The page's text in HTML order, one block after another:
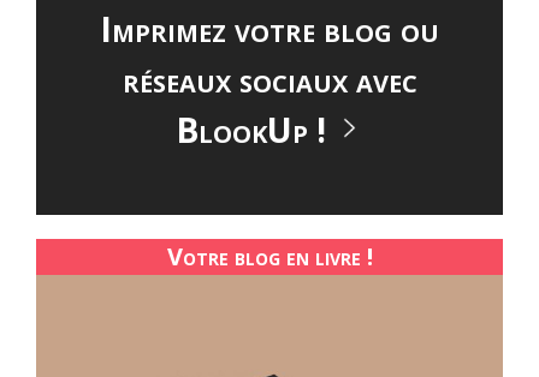
Imprimez votre blog ou
réseaux sociaux avec
BlookUp !
Votre blog en livre !